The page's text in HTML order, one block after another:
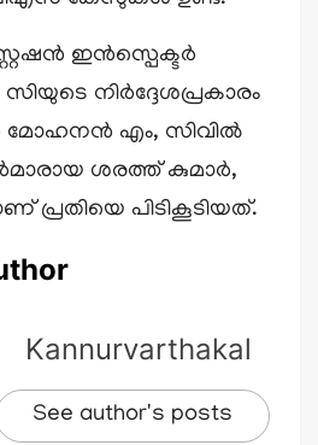
ഇൻസ്പെക്ടർ
നിർദ്ദേശപ്രകാരം
എം, സിവിൽ
ശരത്ത് കുമാർ,
പ്രതിയെ പിടികൂടിയത്.
Kannurvarthakal
See author's posts